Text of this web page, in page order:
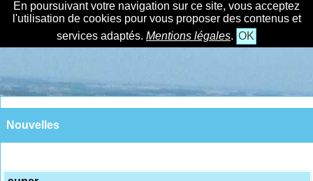
En poursuivant votre navigation sur ce site, vous acceptez
l'utilisation de cookies pour vous proposer des contenus et
services adaptés. Mentions légales. OK
Nouvelles